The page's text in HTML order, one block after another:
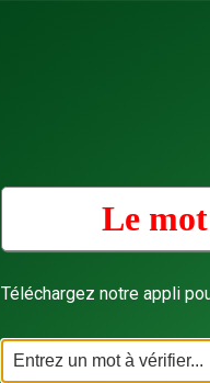
Le
Téléchargez notre appli